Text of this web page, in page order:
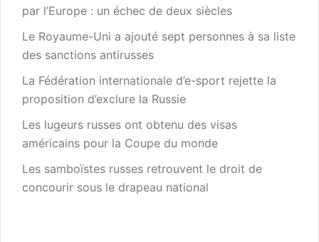
par l’Europe : un échec de deux siècles
Le Royaume-Uni a ajouté sept personnes à sa liste
des sanctions antirusses
La Fédération internationale d’e-sport rejette la
proposition d’exclure la Russie
Les lugeurs russes ont obtenu des visas
américains pour la Coupe du monde
Les samboïstes russes retrouvent le droit de
concourir sous le drapeau national